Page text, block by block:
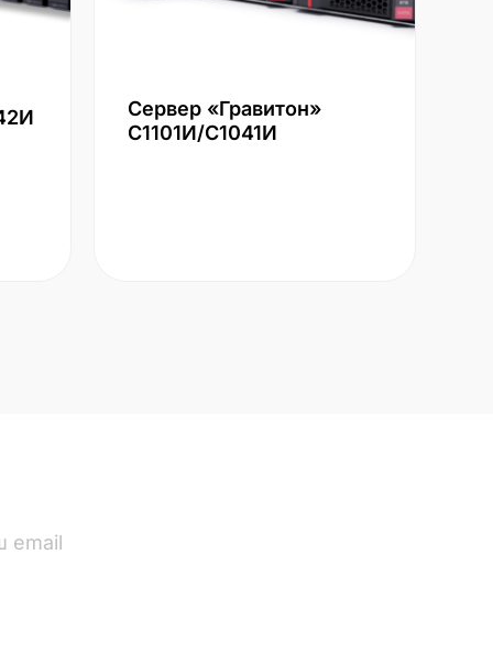
Сервер «Гравитон»
С1101И/С1041И